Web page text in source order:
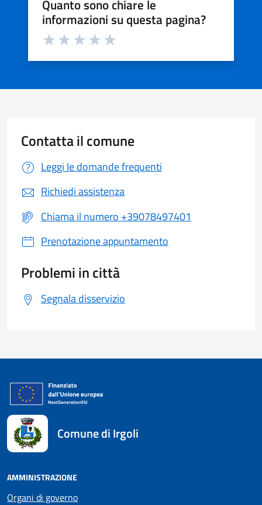
Quanto sono chiare le
informazioni su questa pagina?
Valuta da 1 a 5 stelle la pagina
Contatta il comune
Leggi le domande frequenti
Richiedi assistenza
Chiama il numero +39078497401
Prenotazione appuntamento
Problemi in città
Segnala disservizio
Comune di Irgoli
AMMINISTRAZIONE
Organi di governo